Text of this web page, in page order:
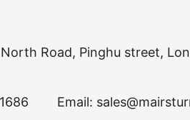
Road, Pinghu street,
Email: